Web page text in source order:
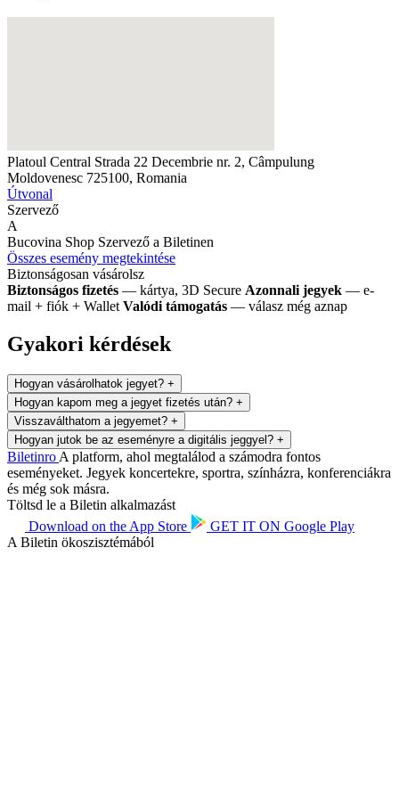
Platoul Central Strada 22 Decembrie nr. 2, Câmpulung
Moldovenesc 725100, Romania
Útvonal
Szervező
A
Bucovina Shop Szervező a Biletinen
Összes esemény megtekintése
Biztonságosan vásárolsz
Biztonságos fizetés — kártya, 3D Secure Azonnali jegyek — e-
mail + fiók + Wallet Valódi támogatás — válasz még aznap
Gyakori kérdések
Hogyan vásárolhatok jegyet? +
Hogyan kapom meg a jegyet fizetés után? +
Visszaválthatom a jegyemet? +
Hogyan jutok be az eseményre a digitális jeggyel? +
Biletinro A platform, ahol megtalálod a számodra fontos
eseményeket. Jegyek koncertekre, sportra, színházra, konferenciákra
és még sok másra.
Töltsd le a Biletin alkalmazást
Download on the App Store GET IT ON Google Play
A Biletin ökoszisztémából